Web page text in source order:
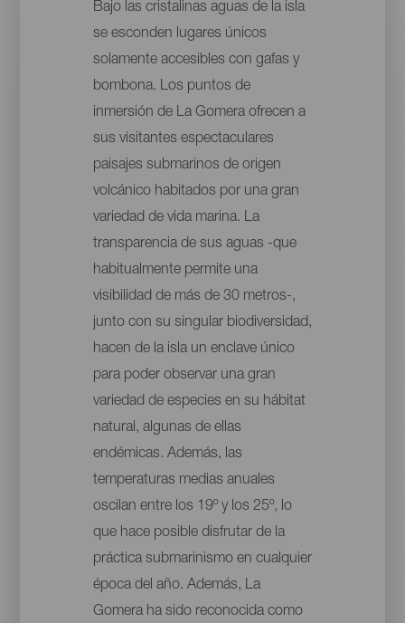
Bajo las cristalinas aguas de la isla
se esconden lugares únicos
solamente accesibles con gafas y
bombona. Los puntos de
inmersión de La Gomera ofrecen a
sus visitantes espectaculares
paisajes submarinos de origen
volcánico habitados por una gran
variedad de vida marina. La
transparencia de sus aguas -que
habitualmente permite una
visibilidad de más de 30 metros-,
junto con su singular biodiversidad,
hacen de la isla un enclave único
para poder observar una gran
variedad de especies en su hábitat
natural, algunas de ellas
endémicas. Además, las
temperaturas medias anuales
oscilan entre los 19º y los 25º, lo
que hace posible disfrutar de la
práctica submarinismo en cualquier
época del año. Además, La
Gomera ha sido reconocida como